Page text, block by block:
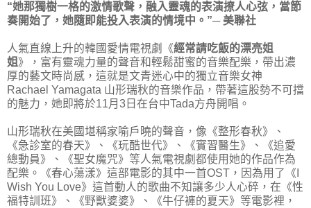
“她那獨樹一格的激情歌聲，融入靈魂的表演撩人心弦，當節
奏開始了，她隨即能投入表演的情境中。”─ 美聯社
人氣直線上升的韓國愛情電視劇《經常請吃飯的漂亮姐
姐 》，富有靈魂力量的聲音和輕鬆甜蜜的音樂配樂，帶出濃
厚的藝文時尚感，這就是文青迷心中的獨立音樂女神
Rachael Yamagata 山形瑞秋的音樂作品，帶著這股勢不可擋
的魅力，她即將於11月3日在台中Tada方舟開唱。
山形瑞秋在美國堪稱家喻戶曉的聲音，像《整形春秋》、
《急診室的春天》、《玩酷世代》、《實習醫生》、《追愛
總動員》、《聖女魔咒》等人氣電視劇都使用她的作品作為
配樂。《春心蕩漾》這部電影的其中一首OST，因為用了《I
Wish You Love》這首動人的歌曲不知讓多少人心碎，在《性
福特訓班》、《野獸婆婆》、《牛仔褲的夏天》等電影裡，